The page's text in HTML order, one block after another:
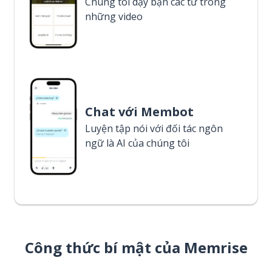
những video
Chat với Membot
Luyện tập nói với đối tác ngôn
ngữ là AI của chúng tôi
Công thức bí mật của Memrise